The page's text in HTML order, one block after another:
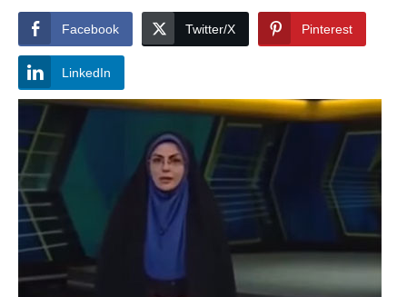
Facebook Twitter/X Pinterest
LinkedIn